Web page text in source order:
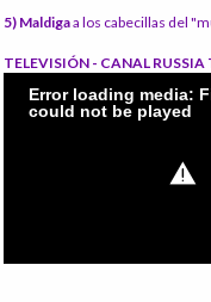
5) Maldigaa los cabecillas del
TELEVISIÓN - CANAL RUSSIA